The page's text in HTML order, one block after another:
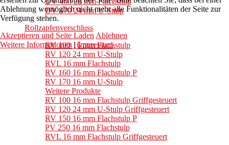
DV 470 24 mm U-Stulp
Rollzapfenverschluss
RV 100 16 mm Flachstulp
RV 120 24 mm U-Stulp
RVL 16 mm Flachstulp
RV 160 16 mm Flachstulp P
RV 170 16 mm U-Stulp
Weitere Produkte
RV 100 16 mm Flachstulp Griffgesteuert
RV 120 24 mm U-Stulp Griffgesteuert
RV 150 16 mm Flachstulp P
PV 250 16 mm Flachstulp
RVL 16 mm Flachstulp Griffgesteuert
Ablehnung womöglich nicht mehr alle Funktionalitäten der Seite zur
Verfügung stehen.
Akzeptieren und Seite Laden Ablehnen
Weitere Informationen|Impressum